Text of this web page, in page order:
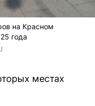
на Красном
года
местах